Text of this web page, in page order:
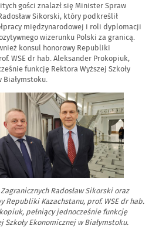
gości znalazł się Minister Spraw
Sikorski, który podkreślił
międzynarodowej i roli dyplomacji
wizerunku Polski za granicą.
konsul honorowy Republiki
WSE dr hab. Aleksander Prokopiuk,
funkcję Rektora Wyższej Szkoły
Białymstoku.
Radosław Sikorski oraz
Republiki Kazachstanu, prof. WSE dr hab.
pełniący jednocześnie funkcję
Szkoły Ekonomicznej w Białymstoku.